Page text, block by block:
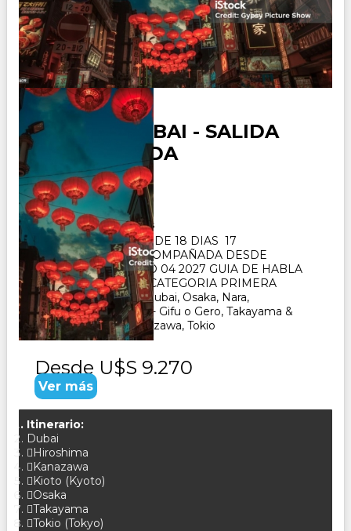
JAPON y DUBAI - SALIDA
ACOMPAÑADA
Duración:
18Días17Noches
PAQUETE TURISTICO DE 18 DIAS 17
NOCHES. SALIDA ACOMPAÑADA DESDE
BUENOS AIRES MAYO 04 2027 GUIA DE HABLA
HISPANA- HOTELES CATEGORIA PRIMERA
SUPERIOR VISITA : Dubai, Osaka, Nara,
Kioto, Hiroshima, Seki - Gifu o Gero, Takayama &
Shirakawago ï¿½ Kanazawa, Tokio
Desde U$S 9.270
Ver más
Itinerario:
Dubai
Hiroshima
Kanazawa
Kioto (Kyoto)
Osaka
Takayama
Tokio (Tokyo)